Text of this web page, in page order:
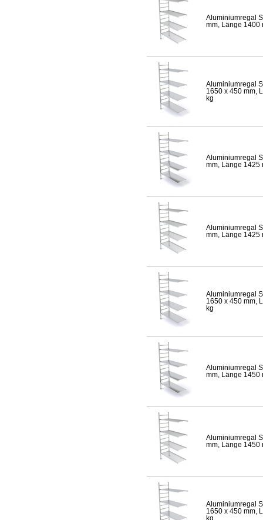
Aluminiumregal
mm, Länge 1400
Aluminiumregal
1650 x 450 mm,
kg
Aluminiumregal
mm, Länge 1425
Aluminiumregal
mm, Länge 1425
Aluminiumregal
1650 x 450 mm,
kg
Aluminiumregal
mm, Länge 1450
Aluminiumregal
mm, Länge 1450
Aluminiumregal
1650 x 450 mm,
kg